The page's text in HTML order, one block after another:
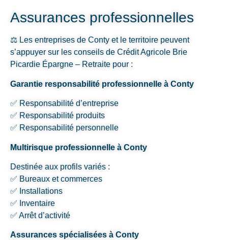
Assurances professionnelles
⚖️ Les entreprises de Conty et le territoire peuvent
s’appuyer sur les conseils de Crédit Agricole Brie
Picardie Épargne – Retraite pour :
Garantie responsabilité professionnelle à Conty
✅ Responsabilité d’entreprise
✅ Responsabilité produits
✅ Responsabilité personnelle
Multirisque professionnelle à Conty
Destinée aux profils variés :
✅ Bureaux et commerces
✅ Installations
✅ Inventaire
✅ Arrêt d’activité
Assurances spécialisées à Conty